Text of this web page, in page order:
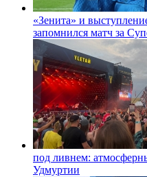
«Зенита» и
запомнился матч за
под ливнем:
Удмуртии